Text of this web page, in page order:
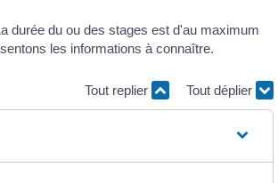
durée du ou des stages est d'au maximum
les informations à connaître.
Tout replier Tout déplier